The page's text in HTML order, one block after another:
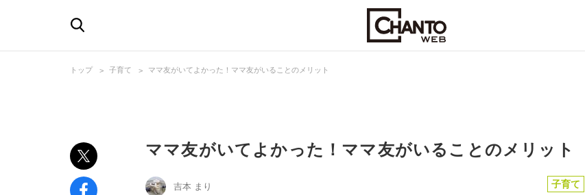
トップ 子育て ママ友がいてよかった！ママ友がいることのメリット
ママ友がいてよかった！ママ友がいることのメリット
吉本 まり 子育て